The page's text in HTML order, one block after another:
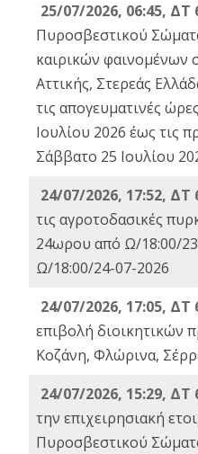
25/07/2026, 06:45, ΔΤ
Πυροσβεστικού
καιρικών φαινομένων
Αττικής, Στερεάς
τις απογευματινές
Ιουλίου 2026 έως τις
Σάββατο 25 Ιουλίου
24/07/2026, 17:52, ΔΤ
τις αγροτοδασικές
24ωρου από Ω/18:00/
Ω/18:00/24-07-2026
24/07/2026, 17:05, ΔΤ
επιβολή διοικητικών
Κοζάνη, Φλώρινα,
24/07/2026, 15:29, ΔΤ
την επιχειρησιακή
Πυροσβεστικού